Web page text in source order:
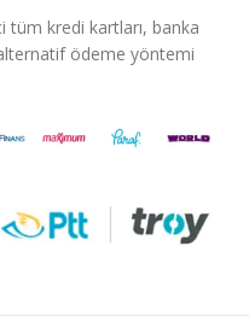
tüm kredi kartları, banka
ödeme yöntemi